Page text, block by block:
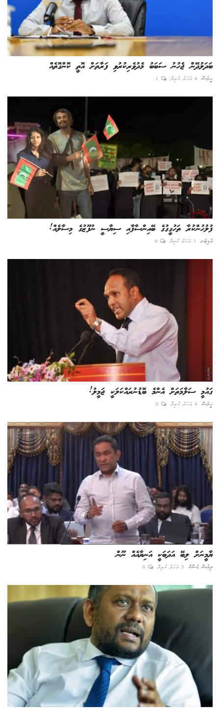
ބަދަލުދޭން ޖެހުނު ސަބަބު މެދުވެރިކުރުވި ފަރާތަށް އޮތީ ކޮންގޮތެއް
ހީރަސް 4 އަހަރު ކުރިން 1
ފުލުހުންކުރާ ތަހުގީގުގެ ބޭއިންސާފާއި ސިޔާސީ ނުފޫޒުގެ މިސާލެއް!
އެޑިޓަރ 1 އަހަރު ކުރިން 0
ގައުމީ ސަލާމަތަށް އެންމެ ބޮޑުނުރައްކަލަކީ ޖަމީލު!
ހީރަސް 4 އަހަރު ކުރިން 0
ޔާމީނަށް ލިބޭ އަދަބަކީ އަނިޔާއެއް ނޫން
ނިއުސް ޑެސްކް 3 އަހަރު ކުރިން 0